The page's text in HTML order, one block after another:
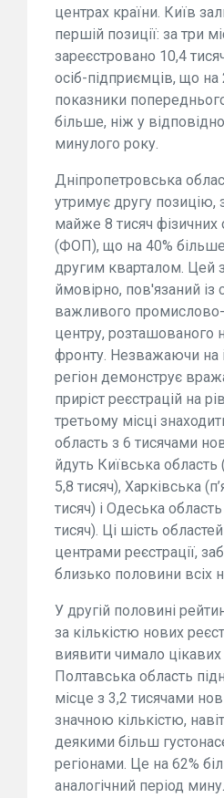
центрах країни. Київ
першій позиції: за три
зареєстровано 10,4
осіб-підприємців, що
показники
більше, ніж у
минулого року.
Дніпропетровська
утримує другу позицію,
майже 8 тисяч фізичних
(ФОП), що на 40% більше
другим кварталом. Цей
ймовірно, пов'язаний із
важливого промислово-
центру, розташованого
фронту. Незважаючи на
регіон демонструє
приріст реєстрацій на
третьому місці
область з 6 тисячами
йдуть Київська область
5,8 тисяч), Харківська
тисяч) і Одеська
тисяч). Ці шість
центрами реєстрації,
близько половини всіх
У другій половині
за кількістю нових
виявити чимало цікавих
Полтавська область
місце з 3,2 тисячами
значною кількістю,
деякими більш
регіонами. Це на 62%
аналогічний період